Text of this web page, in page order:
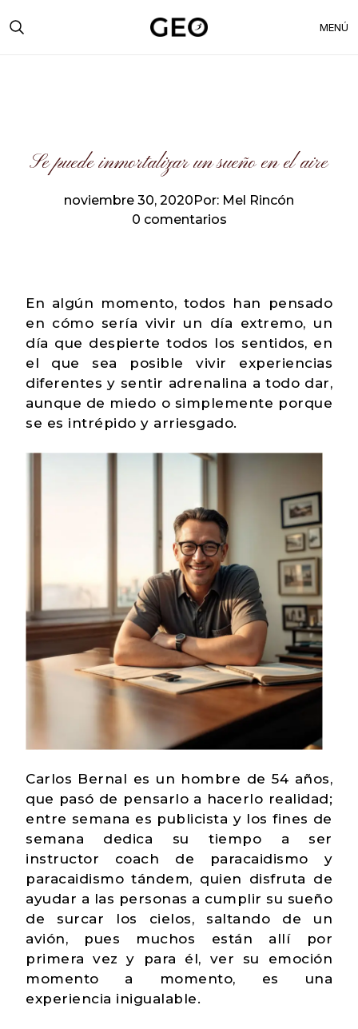
MENÚ
Se puede inmortalizar un sueño en el aire
noviembre 30, 2020Por: Mel Rincón
0 comentarios
En algún momento, todos han pensado
en cómo sería vivir un día extremo, un
día que despierte todos los sentidos, en
el que sea posible vivir experiencias
diferentes y sentir adrenalina a todo dar,
aunque de miedo o simplemente porque
se es intrépido y arriesgado.
Carlos Bernal es un hombre de 54 años,
que pasó de pensarlo a hacerlo realidad;
entre semana es publicista y los fines de
semana dedica su tiempo a ser
instructor coach de paracaidismo y
paracaidismo tándem, quien disfruta de
ayudar a las personas a cumplir su sueño
de surcar los cielos, saltando de un
avión, pues muchos están allí por
primera vez y para él, ver su emoción
momento a momento, es una
experiencia inigualable.